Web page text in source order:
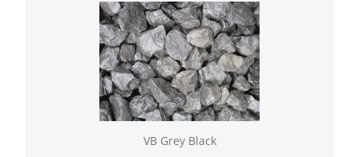
VB Grey Black
VB Grey Black
Geselecteerde natuurlijke gesteenten, verkrijgbaar
los of in BigBag. Vulling gebroken (60/100)